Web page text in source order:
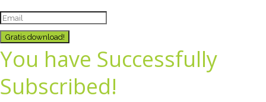
Gratis download!
You have Successfully
Subscribed!